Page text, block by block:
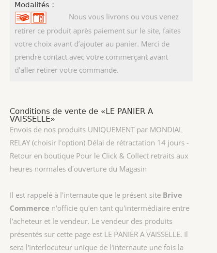
Modalités :
Nous vous livrons ou vous venez
retirer ce produit après paiement sur le site, faites
votre choix avant d’ajouter au panier. Merci de
prendre contact avec votre commerçant avant
d'aller retirer votre commande.
Conditions de vente de «LE PANIER A
VAISSELLE»
Envois de nos produits UNIQUEMENT par MONDIAL
RELAY (choisir l'option) Délai de rétractation 14 jours -
Retour en boutique Pour le Click & Collect retraits aux
heures normales d'ouverture du Magasin
Il est rappelé à l'internaute que le présent site Brive
Commerce n'officie qu'en tant qu'intermédiaire entre
l'acheteur et le vendeur. Le vendeur des produits
présentés sur cette page est LE PANIER A VAISSELLE. Il
sera l'interlocuteur unique de l'internaute une fois la